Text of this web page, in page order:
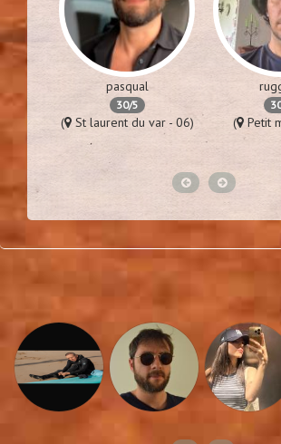
pasqual
30/5
( St laurent du var - 06) ( Petit